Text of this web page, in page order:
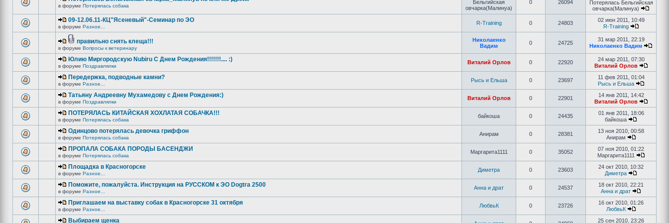
в форуме Потерялась собака
Бельгийская
овчарка(Малинуа)
0 26094
Потерялась Бельгийская
овчарка(Малинуа)
09-12.06.11-КЦ"Ясеневый"-Семинар по ЭО
в форуме Разное...
R-Training 0 24803
02 июн 2011, 10:49
R-Training
правильно снять клеща!!!
в форуме Вопросы к ветеринару
Николаенко
Вадим
0 24725
31 мар 2011, 22:19
Николаенко Вадим
Юлию Миргородскую Nubiru С Днем Рождения!!!!!!!.... :)
в форуме Поздравлялки
Виталий Орлов 0 22920
24 мар 2011, 07:30
Виталий Орлов
Передержка, подводные камни?
в форуме Разное...
Рысь и Ельша 0 23697
11 фев 2011, 01:04
Рысь и Ельша
Татьяну Андреевну Мухамедову с Днем Рождения:)
в форуме Поздравлялки
Виталий Орлов 0 22901
14 янв 2011, 14:42
Виталий Орлов
ПОТЕРЯЛАСЬ КИТАЙСКАЯ ХОХЛАТАЯ СОБАЧКА!!!
в форуме Потерялась собака
байкоша 0 24435
01 янв 2011, 18:06
байкоша
Одинцово потерялась девочка гриффон
в форуме Потерялась собака
Анирам 0 28381
13 ноя 2010, 00:58
Анирам
ПРОПАЛА СОБАКА ПОРОДЫ БАСЕНДЖИ
в форуме Потерялась собака
Маргарита1111 0 35052
07 ноя 2010, 01:22
Маргарита1111
Площадка в Красногорске
в форуме Разное...
Диметра 0 23603
24 окт 2010, 10:32
Диметра
Поможите, пожалуйста. Инструкция на РУССКОМ к ЭО Dogtra 2500
в форуме Разное...
Анна и драт 0 24537
18 окт 2010, 22:21
Анна и драт
Приглашаем на выставку собак в Красногорске 31 октября
в форуме Разное...
ЛюбвьК 0 23726
16 окт 2010, 01:26
ЛюбвьК
Выбираем щенка 25 сен 2010, 23:26